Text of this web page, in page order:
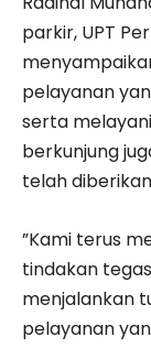
parkir, UPT
pelayanan
serta
berkunjung
telah
”Kami terus
tindakan
menjalankan
pelayanan